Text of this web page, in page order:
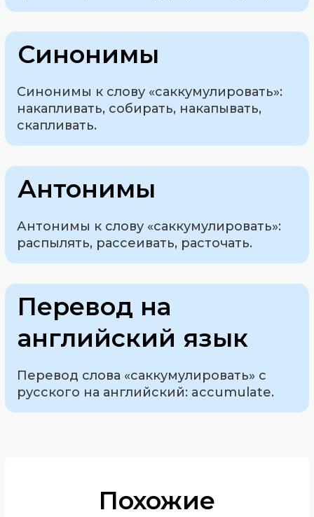
Синонимы
Синонимы к слову «саккумулировать»:
накапливать, собирать, накапывать,
скапливать.
Антонимы
Антонимы к слову «саккумулировать»:
распылять, рассеивать, расточать.
Перевод на
английский язык
Перевод слова «саккумулировать» с
русского на английский: accumulate.
Похожие